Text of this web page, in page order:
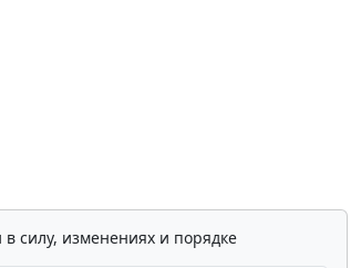
силу, изменениях и порядке